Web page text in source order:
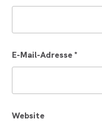
E-Mail-Adresse*
Website